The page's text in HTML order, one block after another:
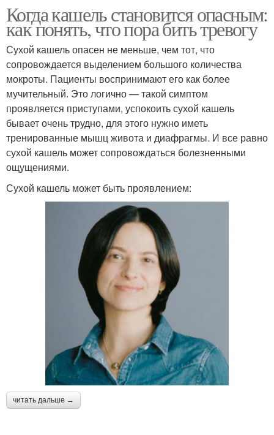
Когда кашель становится опасным:
как понять, что пора бить тревогу
Сухой кашель опасен не меньше, чем тот, что
сопровождается выделением большого количества
мокроты. Пациенты воспринимают его как более
мучительный. Это логично — такой симптом
проявляется приступами, успокоить сухой кашель
бывает очень трудно, для этого нужно иметь
тренированные мышц живота и диафрагмы. И все равно
сухой кашель может сопровождаться болезненными
ощущениями.
Сухой кашель может быть проявлением:
читать дальше →